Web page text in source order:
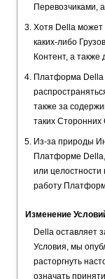
Перевозчиками,
Хотя Della может
каких-либо
Контент, а
Платформа Della
также за
таких Сторонних
Из-за природы
Платформе
или
работу
Изменение
Della оставляет
Условия, мы
расторгнуть
означать